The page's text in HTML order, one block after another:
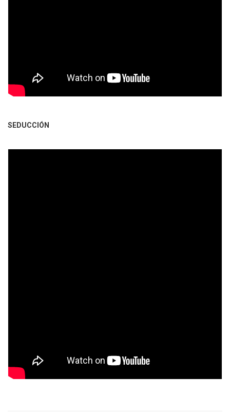
SEDUCCIÓN